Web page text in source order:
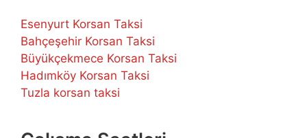
Esenyurt Korsan Taksi
Bahçeşehir Korsan Taksi
Büyükçekmece Korsan Taksi
Hadımköy Korsan Taksi
Tuzla korsan taksi